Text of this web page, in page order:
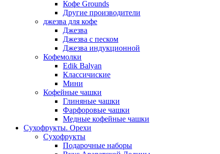
Кофе Grounds
Другие производители
джезва для кофе
Джезва
Джезва с песком
Джезва индукционной
Кофемолки
Edik Balyan
Классичиские
Мини
Кофейные чашки
Глиняные чашки
Фарфоровые чашки
Медные кофейные чашки
Сухофрукты. Орехи
Сухофрукты
Подарочные наборы